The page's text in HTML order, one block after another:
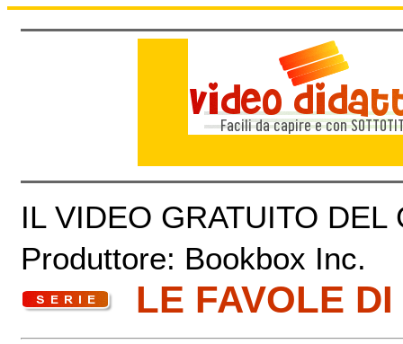
IL VIDEO GRATUITO DEL
Produttore: Bookbox Inc.
LE FAVOLE